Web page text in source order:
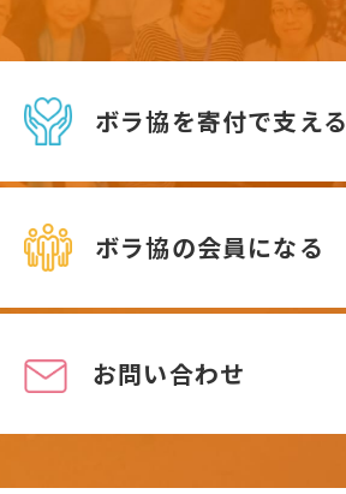
ボラ協を寄付で支える
ボラ協の会員になる
お問い合わせ